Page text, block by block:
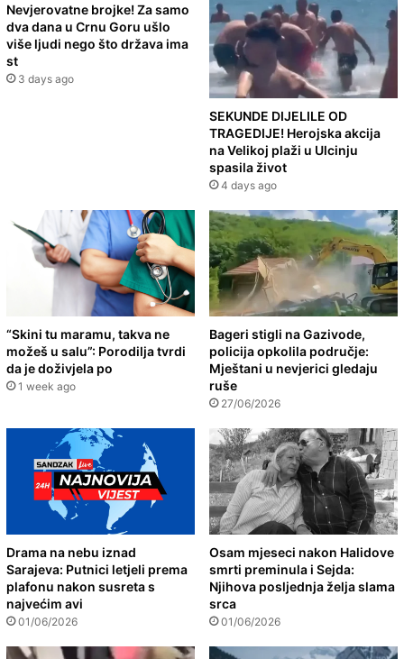
Nevjerovatne brojke! Za samo
dva dana u Crnu Goru ušlo
više ljudi nego što država ima
st
3 days ago
SEKUNDE DIJELILE OD
TRAGEDIJE! Herojska akcija
na Velikoj plaži u Ulcinju
spasila život
4 days ago
“Skini tu maramu, takva ne
možeš u salu”: Porodilja tvrdi
da je doživjela po
1 week ago
Bageri stigli na Gazivode,
policija opkolila područje:
Mještani u nevjerici gledaju
ruše
27/06/2026
Drama na nebu iznad
Sarajeva: Putnici letjeli prema
plafonu nakon susreta s
najvećim avi
01/06/2026
Osam mjeseci nakon Halidove
smrti preminula i Sejda:
Njihova posljednja želja slama
srca
01/06/2026